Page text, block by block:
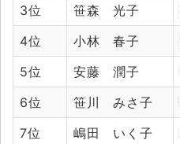
3位
笹森 光子
4位
小林 春子
5位
安藤 潤子
6位
笹川 みさ子
7位
嶋田 いく子